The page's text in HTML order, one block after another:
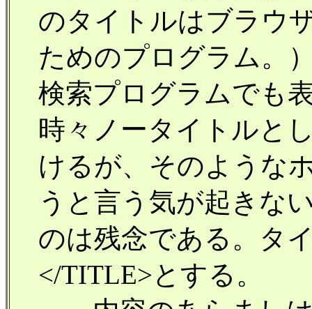
のタイトルはブラウ
ためのプログラム。
検索プログラムでも
時々ノータイトルと
けるが、そのような
うと言う気が起きな
のは残念である。タ
</TITLE>とする。